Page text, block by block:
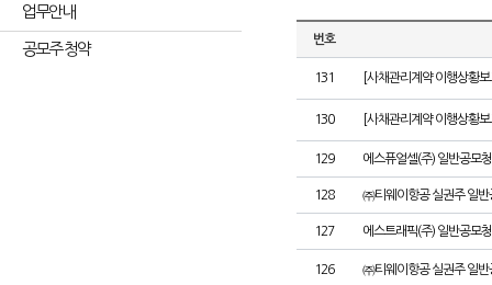
업무안내
공모주 청약
번호
131 [사채관리계약 이행상황
130 [사채관리계약 이행상황
129 에스퓨얼셀(주) 일반공모
128 ㈜티웨이항공 실권주 일반
127 에스트래픽(주) 일반공모
126 ㈜티웨이항공 실권주 일반